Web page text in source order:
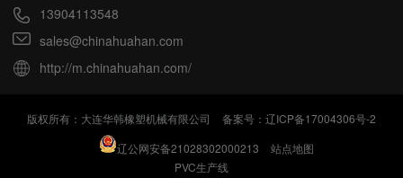
13904113548
sales@chinahuahan.com
http://m.chinahuahan.com/
版权所有：大连华韩橡塑机械有限公司
备案号：辽ICP备17004306号-2
辽公网安备21028302000213
站点地图
PVC生产线